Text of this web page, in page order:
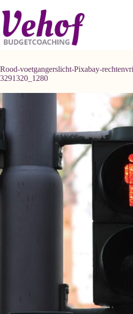
naar
de
inhoud
Rood-voetgangerslicht-Pixabay-
3291320_1280